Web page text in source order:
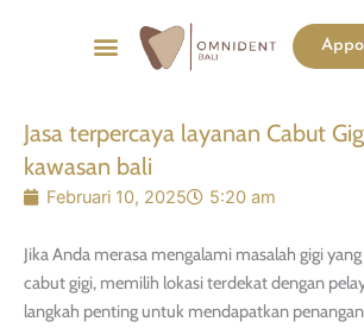
Menu
Jasa terpercaya layanan Cabut
kawasan bali
Februari 10, 2025 5:20 am
Jika Anda merasa mengalami masalah gigi
cabut gigi, memilih lokasi terdekat dengan
langkah penting untuk mendapatkan